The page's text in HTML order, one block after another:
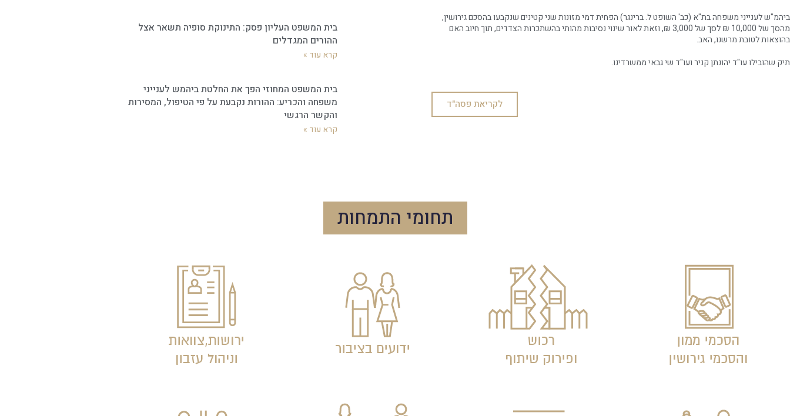
ביהמ"ש לענייני משפחה בת"א (כב' השופט ל. ברינגר) הפחית דמי מזונות שני קטינים שנקבעו בהסכם גירושין,
מהסך של 10,000 ₪ לסך של 3,000 ₪, וזאת לאור שינוי נסיבות מהותי בהשתכרות הצדדים, תוך חיוב האם
בהוצאות לטובת מרשנו, האב.
תיק שהובילו עו"ד יהונתן קניר ועו"ד שי גבאי ממשרדינו.
לקריאת פסה"ד
בית המשפט העליון פסק: התינוקת סופיה תשאר אצל
ההורים המגדלים
קרא עוד »
בית המשפט המחוזי הפך את החלטת ביהמש לענייני
משפחה והכריע: ההורות נקבעת על פי הטיפול, המסירות
והקשר הרגשי
קרא עוד »
תחומי התמחות